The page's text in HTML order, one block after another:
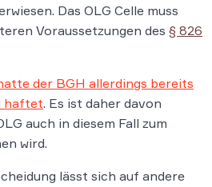
Das OLG Celle muss
Voraussetzungen des § 826
der BGH allerdings bereits
haftet. Es ist daher davon
auch in diesem Fall zum
wird.
lässt sich auf andere